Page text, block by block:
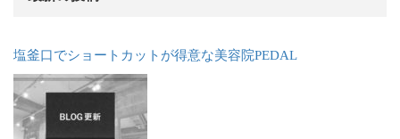
塩釜口でショートカットが得意な美容院PEDAL